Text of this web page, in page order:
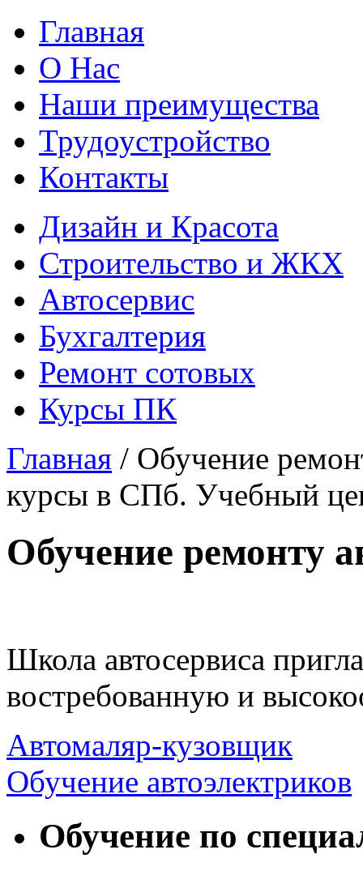
Главная
О Нас
Наши преимущества
Трудоустройство
Контакты
Дизайн и Красота
Строительство и ЖКХ
Автосервис
Бухгалтерия
Ремонт сотовых
Курсы ПК
Главная / Обучение
курсы в СПб. Учебный
Обучение ремонту
Школа автосервиса
востребованную и
Автомаляр-кузовщик
Обучение автоэлектриков
Обучение по